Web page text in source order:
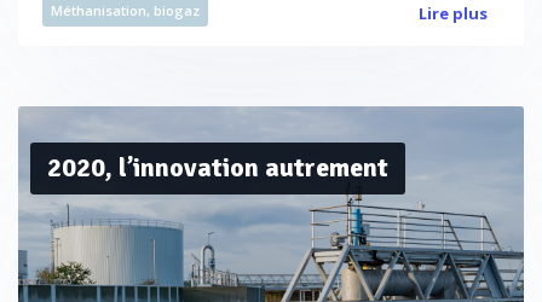
Méthanisation, biogaz Lire plus
2020, l’innovation autrement